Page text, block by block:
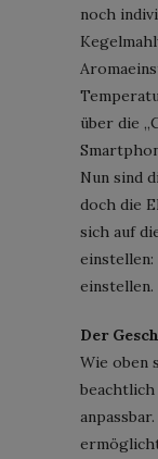
noch
über die
Nun sind
doch die
sich auf
einstellen.
Der
Wie oben
beachtlich